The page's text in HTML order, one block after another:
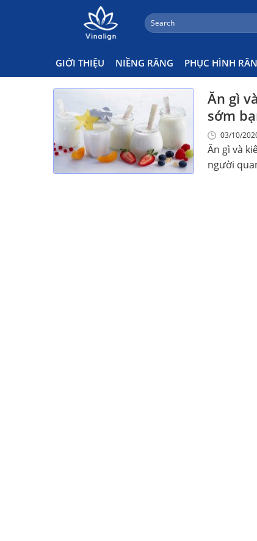
Search
for:
GIỚI THIỆU NIỀNG RĂNG PHỤC HÌNH
Ăn Trứng Khi Niềng Răng
Ăn gì
sớm
03/10/
Ăn gì và
người